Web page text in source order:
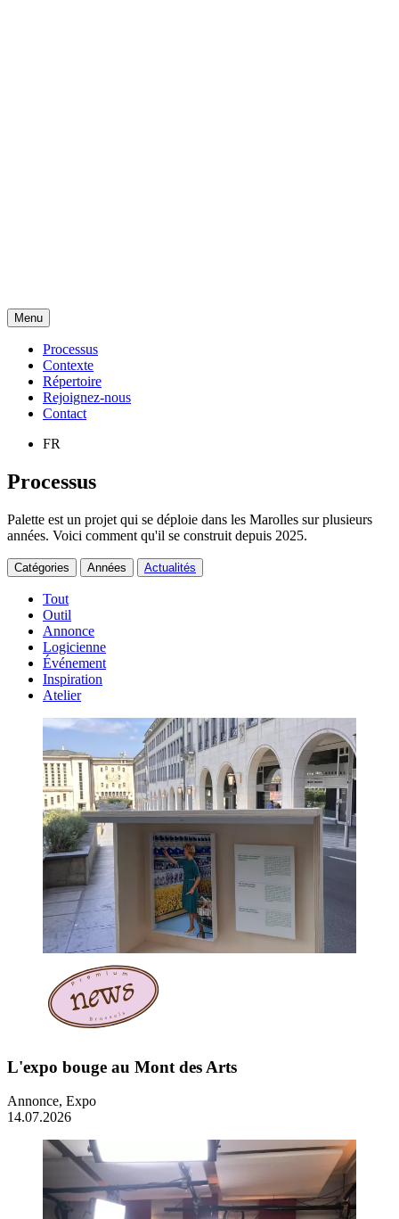
Menu
Processus
Contexte
Répertoire
Rejoignez-nous
Contact
FR
Processus
Palette est un projet qui se déploie dans les Marolles sur plusieurs
années. Voici comment qu'il se construit depuis 2025.
Catégories Années Actualités
Tout
Outil
Annonce
Logicienne
Événement
Inspiration
Atelier
L'expo bouge au Mont des Arts
Annonce, Expo
14.07.2026